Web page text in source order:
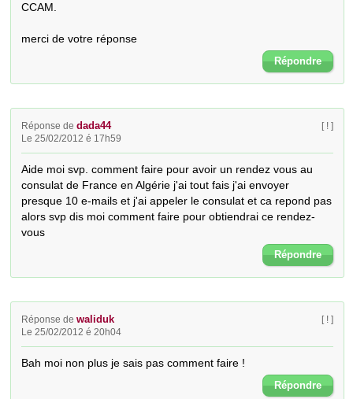
CCAM.
merci de votre réponse
Répondre
Réponse dedada44
Le 25/02/2012 é 17h59
[ ! ]
Aide moi svp. comment faire pour avoir un rendez vous au
consulat de France en Algérie j'ai tout fais j'ai envoyer
presque 10 e-mails et j'ai appeler le consulat et ca repond pas
alors svp dis moi comment faire pour obtiendrai ce rendez-
vous
Répondre
Réponse dewaliduk
Le 25/02/2012 é 20h04
[ ! ]
Bah moi non plus je sais pas comment faire !
Répondre